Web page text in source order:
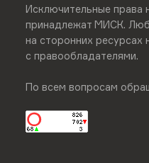
Исключительные права
принадлежат МИСК.
на сторонних ресурсах
с правообладателями.
По всем вопросам